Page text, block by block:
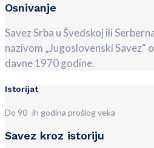
Osnivanje
Savez Srba u Švedskoj ili
nazivom „Jugoslovenski Savez“
davne 1970 godine.
Istorijat
Do 90 -ih godina prošlog veka
Savez kroz istoriju